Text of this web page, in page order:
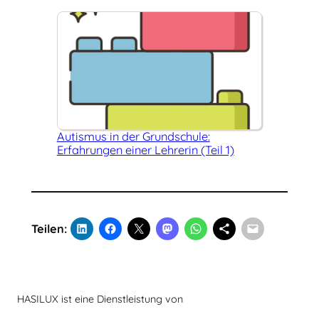
Autismus in der Grundschule:
Erfahrungen einer Lehrerin (Teil 1)
Teilen:
HASILUX ist eine Dienstleistung von